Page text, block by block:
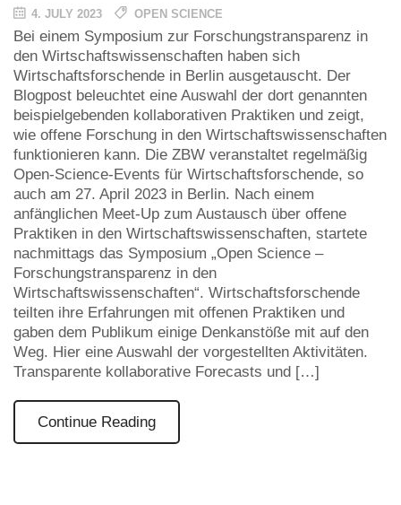
4. JULY 2023 OPEN SCIENCE
Bei einem Symposium zur Forschungstransparenz in
den Wirtschaftswissenschaften haben sich
Wirtschaftsforschende in Berlin ausgetauscht. Der
Blogpost beleuchtet eine Auswahl der dort genannten
beispielgebenden kollaborativen Praktiken und zeigt,
wie offene Forschung in den Wirtschaftswissenschaften
funktionieren kann. Die ZBW veranstaltet regelmäßig
Open-Science-Events für Wirtschaftsforschende, so
auch am 27. April 2023 in Berlin. Nach einem
anfänglichen Meet-Up zum Austausch über offene
Praktiken in den Wirtschaftswissenschaften, startete
nachmittags das Symposium „Open Science –
Forschungstransparenz in den
Wirtschaftswissenschaften“. Wirtschaftsforschende
teilten ihre Erfahrungen mit offenen Praktiken und
gaben dem Publikum einige Denkanstöße mit auf den
Weg. Hier eine Auswahl der vorgestellten Aktivitäten.
Transparente kollaborative Forecasts und […]
Continue Reading